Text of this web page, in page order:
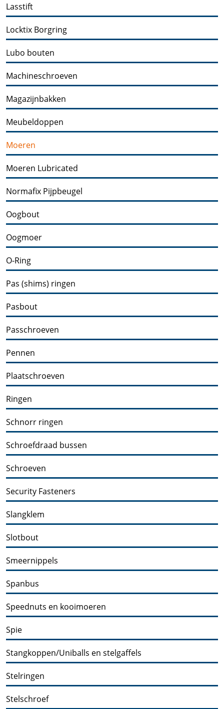
Lasstift
Locktix Borgring
Lubo bouten
Machineschroeven
Magazijnbakken
Meubeldoppen
Moeren
Moeren Lubricated
Normafix Pijpbeugel
Oogbout
Oogmoer
O-Ring
Pas (shims) ringen
Pasbout
Passchroeven
Pennen
Plaatschroeven
Ringen
Schnorr ringen
Schroefdraad bussen
Schroeven
Security Fasteners
Slangklem
Slotbout
Smeernippels
Spanbus
Speednuts en kooimoeren
Spie
Stangkoppen/Uniballs en stelgaffels
Stelringen
Stelschroef